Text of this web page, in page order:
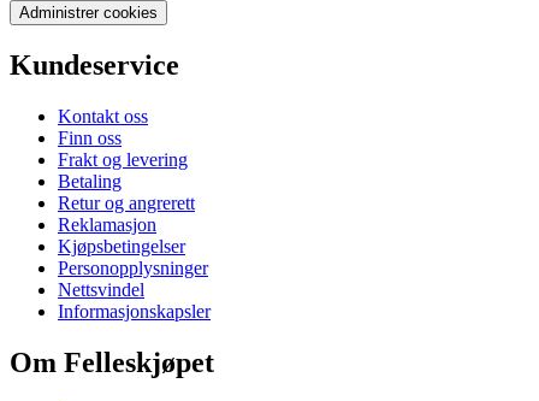
Administrer cookies
Kundeservice
Kontakt oss
Finn oss
Frakt og levering
Betaling
Retur og angrerett
Reklamasjon
Kjøpsbetingelser
Personopplysninger
Nettsvindel
Informasjonskapsler
Om Felleskjøpet